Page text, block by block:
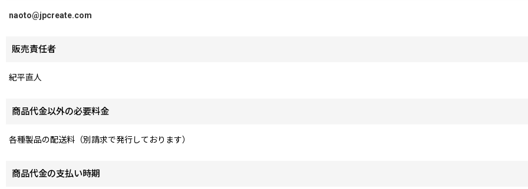
naoto@jpcreate.com
販売責任者
紀平直人
商品代金以外の必要料金
各種製品の配送料（別請求で発行しております）
商品代金の支払い時期